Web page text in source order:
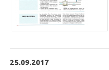
25.09.2017